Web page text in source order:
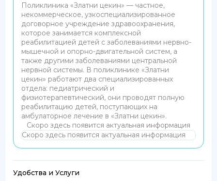
Поликлиника «Златни цекин» — частное,
некоммерческое, узкоспециализированное
договорное учреждение здравоохранения,
которое занимается комплексной
реабилитацией детей с заболеваниями нервно-
мышечной и опорно-двигательной систем, а
также другими заболеваниями центральной
нервной системы. В поликлинике «Златни
цекин» работают два специализированных
отдела: педиатрический и
физиотерапевтический, они проводят полную
реабилитацию детей, поступающих на
амбулаторное лечение в «Златни цекин».
Скоро здесь появится актуальная информация
Скоро здесь появится актуальная информация
Удобства и Услуги